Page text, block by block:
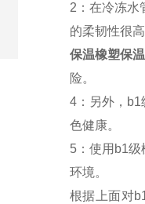
2：在冷冻水
的柔韧性很
保温橡塑保
险。
4：另外，b1
色健康。
5：使用b1
环境。
根据上面对